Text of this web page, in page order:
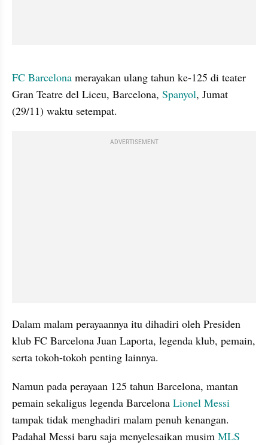
FC Barcelona merayakan ulang tahun ke-125 di teater
Gran Teatre del Liceu, Barcelona, Spanyol, Jumat
(29/11) waktu setempat.
ADVERTISEMENT
Dalam malam perayaannya itu dihadiri oleh Presiden
klub FC Barcelona Juan Laporta, legenda klub, pemain,
serta tokoh-tokoh penting lainnya.
Namun pada perayaan 125 tahun Barcelona, mantan
pemain sekaligus legenda Barcelona Lionel Messi
tampak tidak menghadiri malam penuh kenangan.
Padahal Messi baru saja menyelesaikan musim MLS